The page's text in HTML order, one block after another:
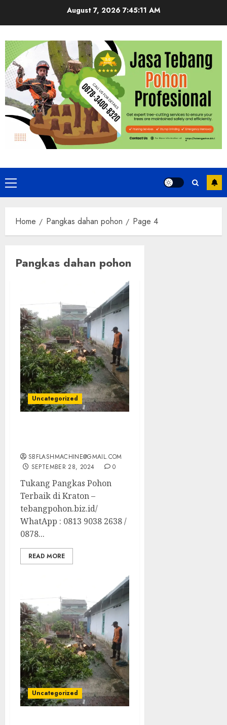
August 7, 2026 7:45:12 AM
Primary
Menu
Home Pangkas dahan pohon Page 4
Pangkas dahan pohon
Uncategorized
SBFLASHMACHINE@GMAIL.COM
SEPTEMBER 28, 2024
0
Tukang Pangkas Pohon
Terbaik di Kraton –
tebangpohon.biz.id/
WhatApp : 0813 9038 2638 /
0878...
READ MORE
Uncategorized